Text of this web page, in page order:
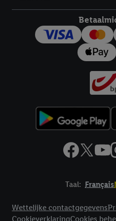
Taal: Français
Wettelijke contactgegevens
CookieverklaringCookies